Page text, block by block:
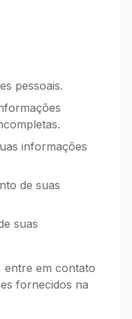
pessoais.
informações
de suas
suas
entre em contato
fornecidos na